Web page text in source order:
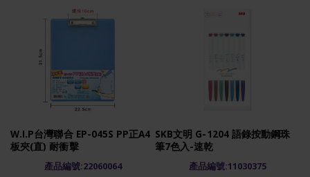
W.I.P台灣聯合 EP-045S PP正A4
板夾(直) 耐衝擊
產品編號:22060064
SKB文明 G-1204 語錄按動鋼珠
筆7色入-速乾
產品編號:11030375